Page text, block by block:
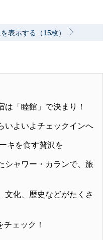
表示する（15枚）
は「睦館」で決まり！
いよいよチェックインへ
キを食す贅沢を
シャワー・カランで、旅
文化、歴史などがたくさ
ェック！